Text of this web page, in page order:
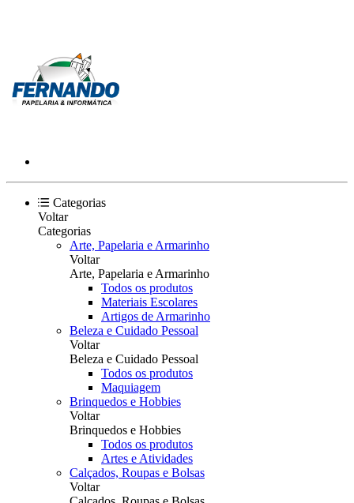
Categorias
Voltar
Categorias
Arte, Papelaria e Armarinho
Voltar
Arte, Papelaria e Armarinho
Todos os produtos
Materiais Escolares
Artigos de Armarinho
Beleza e Cuidado Pessoal
Voltar
Beleza e Cuidado Pessoal
Todos os produtos
Maquiagem
Brinquedos e Hobbies
Voltar
Brinquedos e Hobbies
Todos os produtos
Artes e Atividades
Calçados, Roupas e Bolsas
Voltar